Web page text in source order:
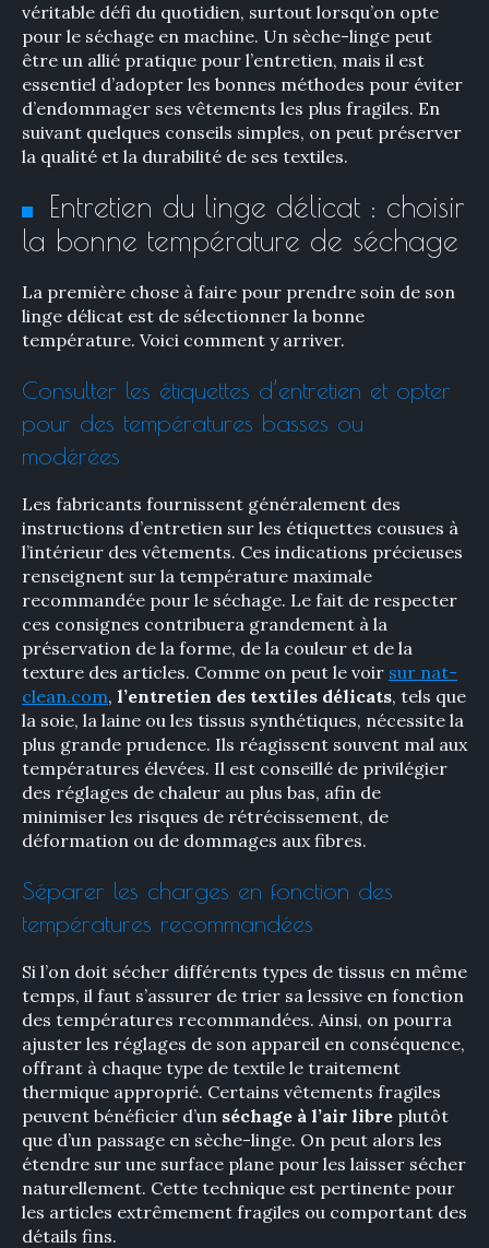
véritable défi du quotidien, surtout lorsqu’on opte
pour le séchage en machine. Un sèche-linge peut
être un allié pratique pour l’entretien, mais il est
essentiel d’adopter les bonnes méthodes pour éviter
d’endommager ses vêtements les plus fragiles. En
suivant quelques conseils simples, on peut préserver
la qualité et la durabilité de ses textiles.
Entretien du linge délicat : choisir
la bonne température de séchage
La première chose à faire pour prendre soin de son
linge délicat est de sélectionner la bonne
température. Voici comment y arriver.
Consulter les étiquettes d’entretien et opter
pour des températures basses ou
modérées
Les fabricants fournissent généralement des
instructions d’entretien sur les étiquettes cousues à
l’intérieur des vêtements. Ces indications précieuses
renseignent sur la température maximale
recommandée pour le séchage. Le fait de respecter
ces consignes contribuera grandement à la
préservation de la forme, de la couleur et de la
texture des articles. Comme on peut le voir sur nat-
clean.com, l’entretien des textiles délicats, tels que
la soie, la laine ou les tissus synthétiques, nécessite la
plus grande prudence. Ils réagissent souvent mal aux
températures élevées. Il est conseillé de privilégier
des réglages de chaleur au plus bas, afin de
minimiser les risques de rétrécissement, de
déformation ou de dommages aux fibres.
Séparer les charges en fonction des
températures recommandées
Si l’on doit sécher différents types de tissus en même
temps, il faut s’assurer de trier sa lessive en fonction
des températures recommandées. Ainsi, on pourra
ajuster les réglages de son appareil en conséquence,
offrant à chaque type de textile le traitement
thermique approprié. Certains vêtements fragiles
peuvent bénéficier d’un séchage à l’air libre plutôt
que d’un passage en sèche-linge. On peut alors les
étendre sur une surface plane pour les laisser sécher
naturellement. Cette technique est pertinente pour
les articles extrêmement fragiles ou comportant des
détails fins.